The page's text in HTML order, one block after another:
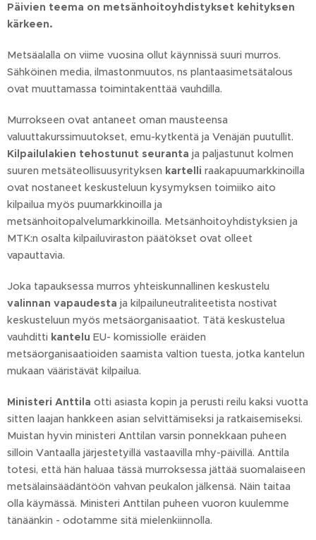
Päivien teema on metsänhoitoyhdistykset kehityksen
kärkeen.
Metsäalalla on viime vuosina ollut käynnissä suuri murros.
Sähköinen media, ilmastonmuutos, ns plantaasimetsätalous
ovat muuttamassa toimintakenttää vauhdilla.
Murrokseen ovat antaneet oman mausteensa
valuuttakurssimuutokset, emu-kytkentä ja Venäjän puutullit.
Kilpailulakien tehostunut seuranta ja paljastunut kolmen
suuren metsäteollisuusyrityksen kartelli raakapuumarkkinoilla
ovat nostaneet keskusteluun kysymyksen toimiiko aito
kilpailua myös puumarkkinoilla ja
metsänhoitopalvelumarkkinoilla. Metsänhoitoyhdistyksien ja
MTK:n osalta kilpailuviraston päätökset ovat olleet
vapauttavia.
Joka tapauksessa murros yhteiskunnallinen keskustelu
valinnan vapaudesta ja kilpailuneutraliteetista nostivat
keskusteluun myös metsäorganisaatiot. Tätä keskustelua
vauhditti kantelu EU- komissiolle eräiden
metsäorganisaatioiden saamista valtion tuesta, jotka kantelun
mukaan vääristävät kilpailua.
Ministeri Anttila otti asiasta kopin ja perusti reilu kaksi vuotta
sitten laajan hankkeen asian selvittämiseksi ja ratkaisemiseksi.
Muistan hyvin ministeri Anttilan varsin ponnekkaan puheen
silloin Vantaalla järjestetyillä vastaavilla mhy-päivillä. Anttila
totesi, että hän haluaa tässä murroksessa jättää suomalaiseen
metsälainsäädäntöön vahvan peukalon jälkensä. Näin taitaa
olla käymässä. Ministeri Anttilan puheen vuoron kuulemme
tänäänkin - odotamme sitä mielenkiinnolla.